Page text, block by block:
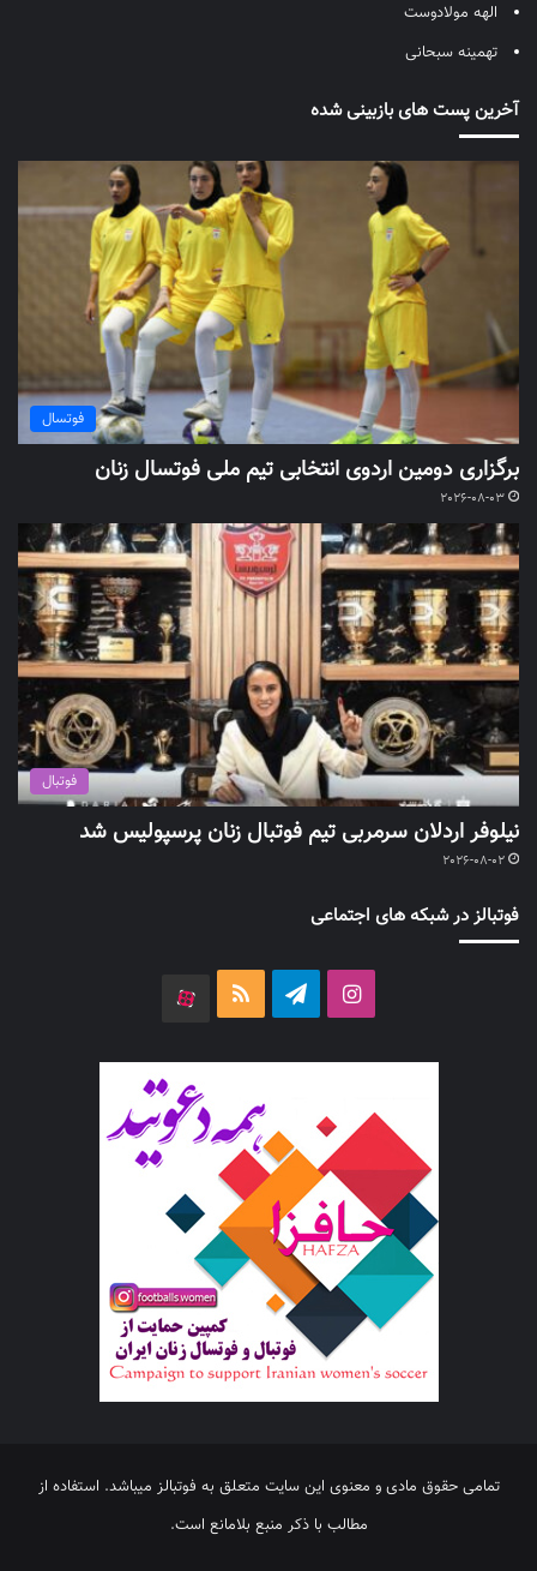
الهه مولادوست
تهمینه سبحانی
آخرین پست های بازبینی شده
فوتسال
برگزاری دومین اردوی انتخابی تیم ملی فوتسال زنان
2026-08-03
فوتبال
نیلوفر اردلان سرمربی تیم فوتبال زنان پرسپولیس شد
2026-08-02
فوتبالز در شبکه های اجتماعی
اینستاگرامتلگرام خوراک
تمامی حقوق مادی و معنوی این سایت متعلق به فوتبالز میباشد. استفاده از
مطالب با ذکر منبع بلامانع است.